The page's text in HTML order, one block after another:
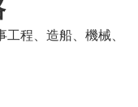
程、造船、機械、